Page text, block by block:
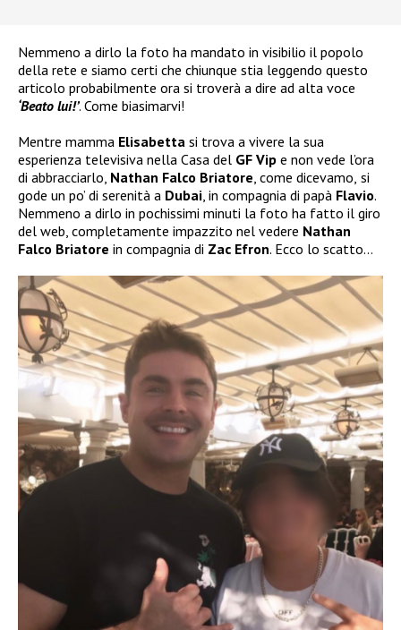
Nemmeno a dirlo la foto ha mandato in visibilio il popolo
della rete e siamo certi che chiunque stia leggendo questo
articolo probabilmente ora si troverà a dire ad alta voce
‘Beato lui!’. Come biasimarvi!
Mentre mamma Elisabetta si trova a vivere la sua
esperienza televisiva nella Casa del GF Vip e non vede l’ora
di abbracciarlo, Nathan Falco Briatore, come dicevamo, si
gode un po’ di serenità a Dubai, in compagnia di papà Flavio.
Nemmeno a dirlo in pochissimi minuti la foto ha fatto il giro
del web, completamente impazzito nel vedere Nathan
Falco Briatore in compagnia di Zac Efron. Ecco lo scatto…